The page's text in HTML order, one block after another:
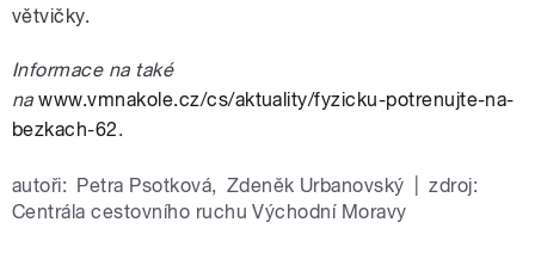
větvičky.
Informace na také
nawww.vmnakole.cz/cs/aktuality/fyzicku-potrenujte-na-
bezkach-62.
autoři: Petra Psotková, Zdeněk Urbanovský
zdroj:
Centrála cestovního ruchu Východní Moravy